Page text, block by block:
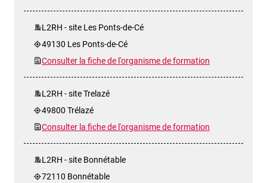
L2RH - site Les Ponts-de-Cé
49130 Les Ponts-de-Cé
Consulter la fiche de l'organisme de formation
L2RH - site Trelazé
49800 Trélazé
Consulter la fiche de l'organisme de formation
L2RH - site Bonnétable
72110 Bonnétable